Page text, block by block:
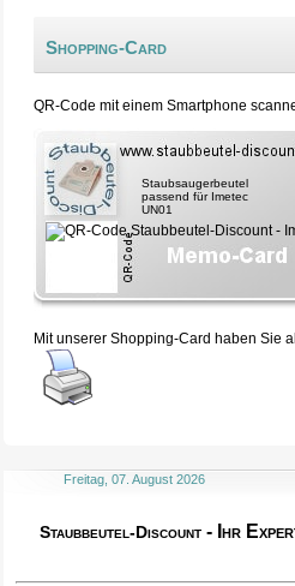
Shopping-Card
QR-Code mit einem Smartphone
Staubsaugerbeutel
passend für Imetec
UN01
Mit unserer Shopping-Card haben Sie
Freitag, 07. August 2026
Staubbeutel-Discount - Ihr